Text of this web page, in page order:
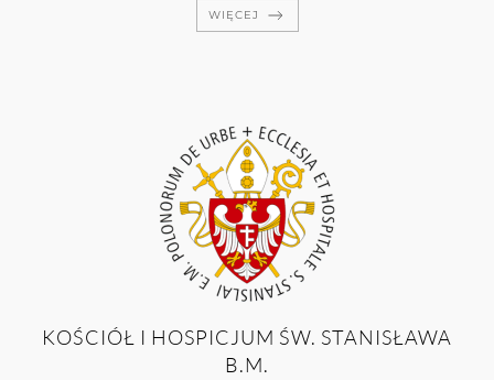
WIĘCEJ
KOŚCIÓŁ I HOSPICJUM ŚW. STANISŁAWA
B.M.